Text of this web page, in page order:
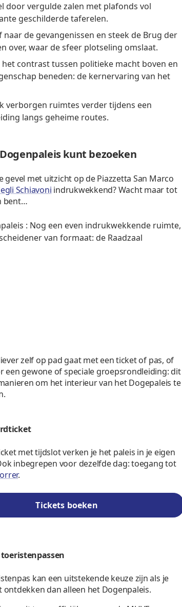
door vergulde zalen met plafonds vol
geschilderde taferelen.
naar de gevangenissen en steek de Brug der
over, waar de sfeer plotseling omslaat.
het contrast tussen politieke macht boven en
beneden: de kernervaring van het
verborgen ruimtes verder tijdens een
langs geheime routes.
kunt bezoeken
gevel met uitzicht op de Piazzetta San Marco
Schiavoni indrukwekkend? Wacht maar tot
bent…
zelf op pad gaat met een ticket of pas, of
een gewone of speciale groepsrondleiding: dit
om het interieur van het Dogepaleis te
met tijdslot verken je het paleis in je eigen
inbegrepen voor dezelfde dag: toegang tot
.
Tickets boeken
kan een uitstekende keuze zijn als je
ontdekken dan alleen het Dogenpaleis.